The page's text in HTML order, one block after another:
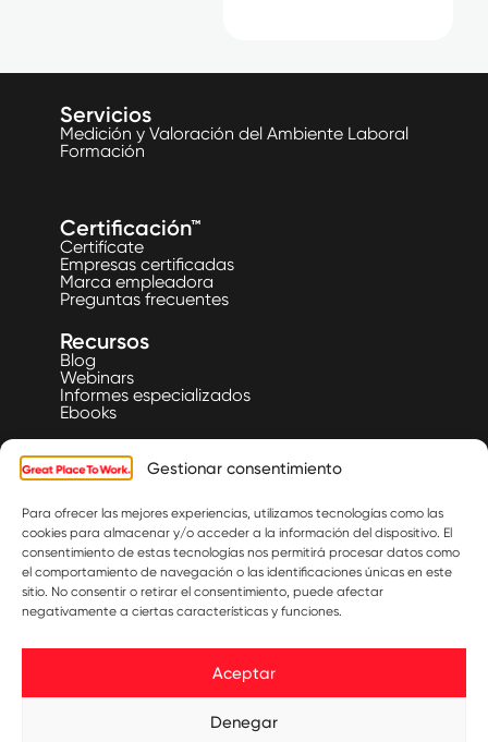
Gestionar consentimiento
Para ofrecer las mejores experiencias, utilizamos tecnologías como las
cookies para almacenar y/o acceder a la información del dispositivo. El
consentimiento de estas tecnologías nos permitirá procesar datos como
el comportamiento de navegación o las identificaciones únicas en este
sitio. No consentir o retirar el consentimiento, puede afectar
negativamente a ciertas características y funciones.
Aceptar
Denegar
Servicios
Medición y Valoración del Ambiente Laboral
Formación
Certificación™
Certifícate
Empresas certificadas
Marca empleadora
Preguntas frecuentes
Recursos
Blog
Webinars
Informes especializados
Ebooks
Listas
Nuestras listas
Eventos
Great People's Community®
Somos GPTW®
Historia
Contacto
Regístrate a nuestra
(+57)